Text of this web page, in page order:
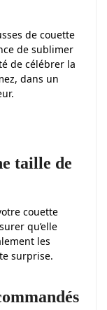
de couette
de sublimer
de célébrer la
dans un
taille de
couette
qu’elle
les
surprise.